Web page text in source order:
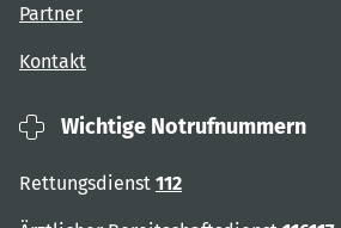
Partner
Kontakt
Wichtige Notrufnummern
Rettungsdienst 112